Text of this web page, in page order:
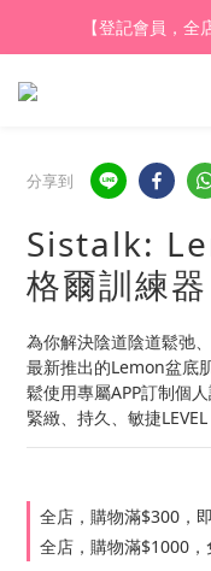
【登記會員，全
【購買任何產品
【登記會員，
分享到
Sistalk:
格爾訓練器
為你解決陰道陰道鬆弛
最新推出的Lemon盆底
鬆使用專屬APP訂制個
緊緻、持久、敏捷
全店，購物滿$300，
全店，購物滿$1000